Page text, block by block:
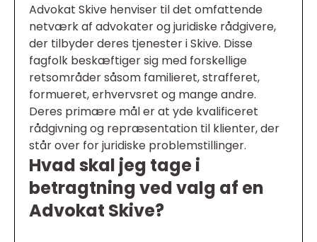
Advokat Skive henviser til det omfattende
netværk af advokater og juridiske rådgivere,
der tilbyder deres tjenester i Skive. Disse
fagfolk beskæftiger sig med forskellige
retsområder såsom familieret, strafferet,
formueret, erhvervsret og mange andre.
Deres primære mål er at yde kvalificeret
rådgivning og repræsentation til klienter, der
står over for juridiske problemstillinger.
Hvad skal jeg tage i
betragtning ved valg af en
Advokat Skive?